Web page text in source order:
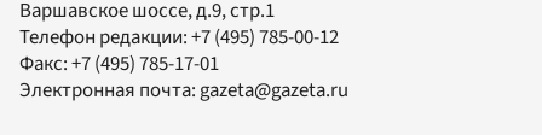
Варшавское шоссе, д.9, стр.1
Телефон редакции:+7 (495) 785-00-12
Факс:+7 (495) 785-17-01
Электронная почта: gazeta@gazeta.ru